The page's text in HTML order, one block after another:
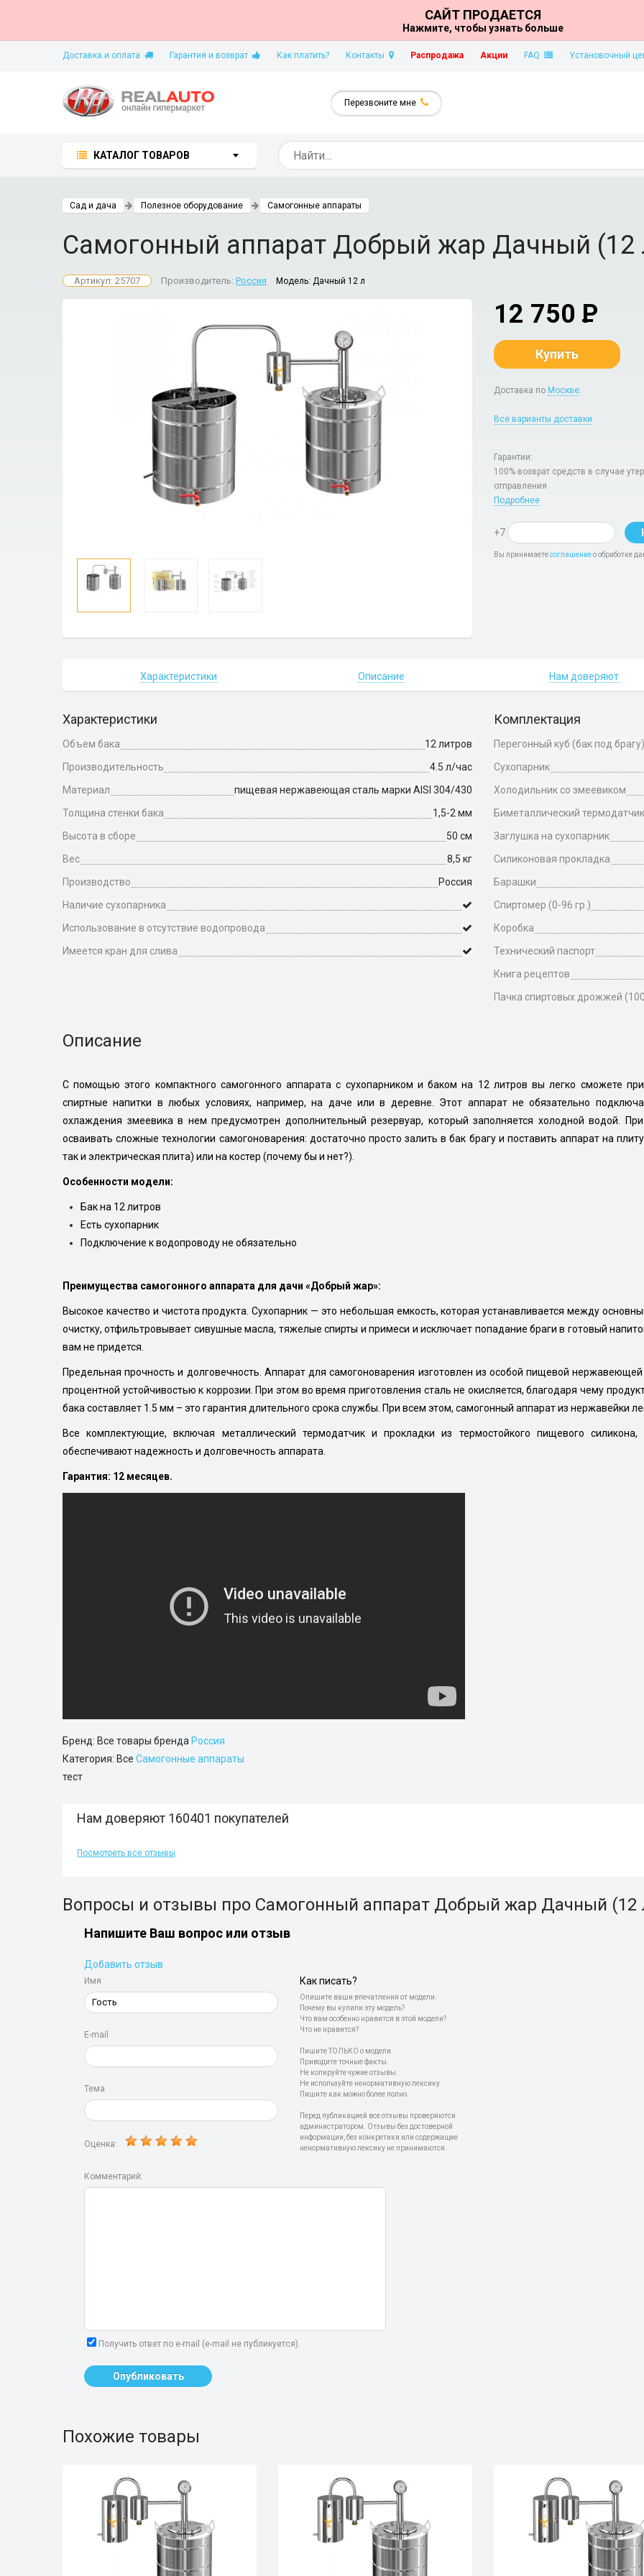
САЙТ ПРОДАЕТСЯ
Нажмите, чтобы узнать больше
Доставка и оплата Гарантия и возврат Как платить? Контакты Распродажа Акции FAQ Установочный
Перезвоните мне
КАТАЛОГ ТОВАРОВ
Сад и дача Полезное оборудование Самогонные аппараты
Самогонный аппарат Добрый жар Дачный (12
Артикул: 25707 Производитель: Россия Модель: Дачный 12 л
12 750 P
Купить
Доставка по Москве:
Все варианты доставки
Гарантии:
100% возврат средств в случае
отправления
Подробнее
+7
Вы принимаетесоглашениео обработке
Характеристики Описание Нам доверяют
Характеристики
Объем бака
12 литров
Производительность
4.5 л/час
Материал
пищевая нержавеющая сталь марки AISI 304/430
Толщина стенки бака
1,5-2 мм
Высота в сборе
50 см
Вес
8,5 кг
Производство
Россия
Наличие сухопарника
Использование в отсутствие водопровода
Имеется кран для слива
Комплектация
Перегонный куб (бак под брагу)
Сухопарник
Холодильник со змеевиком
Биметаллический термодатчик
Заглушка на сухопарник
Силиконовая прокладка
Барашки
Спиртомер (0-96 гр.)
Коробка
Технический паспорт
Книга рецептов
Пачка спиртовых дрожжей
Описание
С помощью этого компактного самогонного аппарата с сухопарником и баком на 12 литров вы легко сможете
спиртные напитки в любых условиях, например, на даче или в деревне. Этот аппарат не обязательно
охлаждения змеевика в нем предусмотрен дополнительный резервуар, который заполняется холодной водой.
осваивать сложные технологии самогоноварения: достаточно просто залить в бак брагу и поставить аппарат на
так и электрическая плита) или на костер (почему бы и нет?).
Особенности модели:
Бак на 12 литров
Есть сухопарник
Подключение к водопроводу не обязательно
Преимущества самогонного аппарата для дачи «Добрый жар»:
Высокое качество и чистота продукта. Сухопарник — это небольшая емкость, которая устанавливается между
очистку, отфильтровывает сивушные масла, тяжелые спирты и примеси и исключает попадание браги в готовый
вам не придется.
Предельная прочность и долговечность. Аппарат для самогоноварения изготовлен из особой пищевой
процентной устойчивостью к коррозии. При этом во время приготовления сталь не окисляется, благодаря чему
бака составляет 1.5 мм – это гарантия длительного срока службы. При всем этом, самогонный аппарат из нержавейки
Все комплектующие, включая металлический термодатчик и прокладки из термостойкого пищевого
обеспечивают надежность и долговечность аппарата.
Гарантия: 12 месяцев.
Бренд: Все товары бренда Россия
Категория: Все Самогонные аппараты
тест
Нам доверяют 160401 покупателей
Посмотреть все отзывы
Вопросы и отзывы про Самогонный аппарат Добрый жар Дачный (12
Напишите Ваш вопрос или отзыв
Добавить отзыв
Имя
E-mail
Тема
Оценка:
Как писать?
Опишите ваши впечатления от модели.
Почему вы купили эту модель?
Что вам особенно нравится в этой модели?
Что не нравится?
Пишите ТОЛЬКО о модели.
Приводите точные факты.
Не копируйте чужие отзывы.
Не используйте ненормативную лексику.
Пишите как можно более полно.
Перед публикацией все отзывы проверяются
администратором. Отзывы без достоверной
информации, без конкретики или содержащие
ненормативную лексику не принимаются.
Комментарий:
Получить ответ по e-mail (e-mail не публикуется).
Опубликовать
Похожие товары